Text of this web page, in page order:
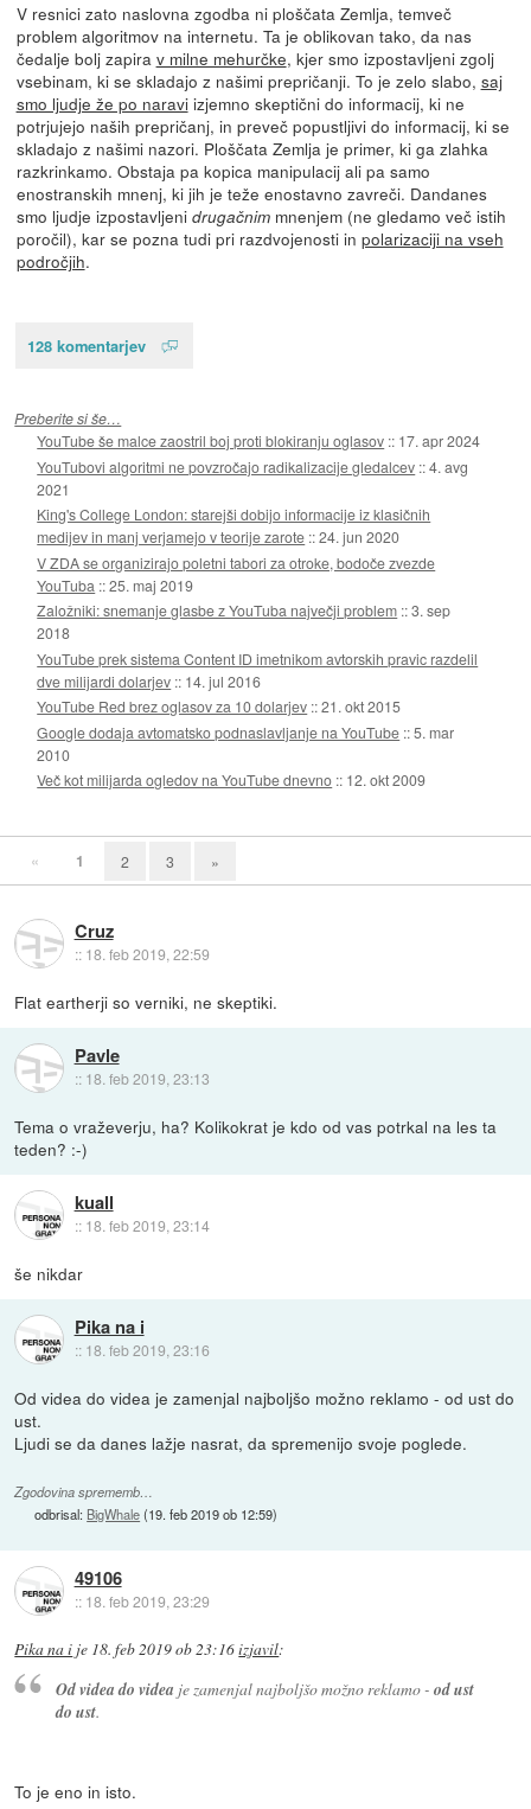
V resnici zato naslovna zgodba ni ploščata Zemlja, temveč
problem algoritmov na internetu. Ta je oblikovan tako, da nas
čedalje bolj zapira v milne mehurčke, kjer smo izpostavljeni zgolj
vsebinam, ki se skladajo z našimi prepričanji. To je zelo slabo, saj
smo ljudje že po naraviizjemno skeptični do informacij, ki ne
potrjujejo naših prepričanj, in preveč popustljivi do informacij, ki se
skladajo z našimi nazori. Ploščata Zemlja je primer, ki ga zlahka
razkrinkamo. Obstaja pa kopica manipulacij ali pa samo
enostranskih mnenj, ki jih je teže enostavno zavreči. Dandanes
smo ljudje izpostavljeni drugačnimmnenjem (ne gledamo več istih
poročil), kar se pozna tudi pri razdvojenosti in polarizaciji na vseh
področjih.
128 komentarjev
Preberite si še…
YouTube še malce zaostril boj proti blokiranju oglasov :: 17. apr 2024
YouTubovi algoritmi ne povzročajo radikalizacije gledalcev ::4. avg
2021
King's College London: starejši dobijo informacije iz klasičnih
medijev in manj verjamejo v teorije zarote ::24. jun 2020
V ZDA se organizirajo poletni tabori za otroke, bodoče zvezde
YouTuba ::25. maj 2019
Založniki: snemanje glasbe z YouTuba največji problem ::3. sep
2018
YouTube prek sistema Content ID imetnikom avtorskih pravic razdelil
dve milijardi dolarjev :: 14. jul 2016
YouTube Red brez oglasov za 10 dolarjev ::21. okt 2015
Google dodaja avtomatsko podnaslavljanje na YouTube ::5. mar
2010
Več kot milijarda ogledov na YouTube dnevno :: 12. okt 2009
« 1 2 3 »
Cruz
:: 18. feb 2019, 22:59
Flat eartherji so verniki, ne skeptiki.
Pavle
:: 18. feb 2019, 23:13
Tema o vraževerju, ha? Kolikokrat je kdo od vas potrkal na les ta
teden? :-)
kuall
:: 18. feb 2019, 23:14
še nikdar
Pika na i
:: 18. feb 2019, 23:16
Od videa do videa je zamenjal najboljšo možno reklamo - od ust do
ust.
Ljudi se da danes lažje nasrat, da spremenijo svoje poglede.
Zgodovina sprememb…
odbrisal: BigWhale(19. feb 2019 ob 12:59)
49106
:: 18. feb 2019, 23:29
Pika na i je 18. feb 2019 ob 23:16izjavil:
Od videa do videa je zamenjal najboljšo možno reklamo - od ust
do ust.
To je eno in isto.